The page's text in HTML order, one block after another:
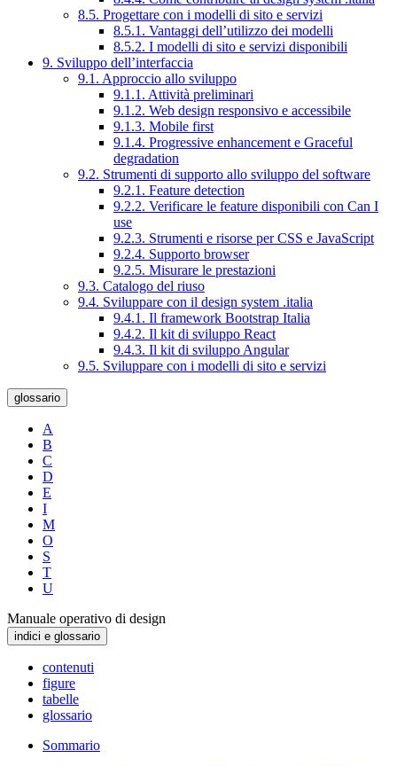
8.5. Progettare con i modelli di sito e servizi
8.5.1. Vantaggi dell’utilizzo dei modelli
8.5.2. I modelli di sito e servizi disponibili
9. Sviluppo dell’interfaccia
9.1. Approccio allo sviluppo
9.1.1. Attività preliminari
9.1.2. Web design responsivo e accessibile
9.1.3. Mobile first
9.1.4. Progressive enhancement e Graceful
degradation
9.2. Strumenti di supporto allo sviluppo del software
9.2.1. Feature detection
9.2.2. Verificare le feature disponibili con Can I
use
9.2.3. Strumenti e risorse per CSS e JavaScript
9.2.4. Supporto browser
9.2.5. Misurare le prestazioni
9.3. Catalogo del riuso
9.4. Sviluppare con il design system .italia
9.4.1. Il framework Bootstrap Italia
9.4.2. Il kit di sviluppo React
9.4.3. Il kit di sviluppo Angular
9.5. Sviluppare con i modelli di sito e servizi
glossario
A
B
C
D
E
I
M
O
S
T
U
Manuale operativo di design
indici e glossario
contenuti
figure
tabelle
glossario
Sommario